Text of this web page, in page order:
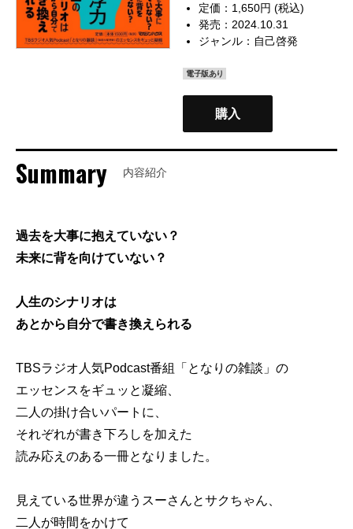
定価：1,650円 (税込)
発売：2024.10.31
ジャンル： 自己啓発
電子版あり
購入
Summary 内容紹介
過去を大事に抱えていない？
未来に背を向けていない？
人生のシナリオは
あとから自分で書き換えられる
TBSラジオ人気Podcast番組「となりの雑談」の
エッセンスをギュッと凝縮、
二人の掛け合いパートに、
それぞれが書き下ろしを加えた
読み応えのある一冊となりました。
見えている世界が違うスーさんとサクちゃん、
二人が時間をかけて